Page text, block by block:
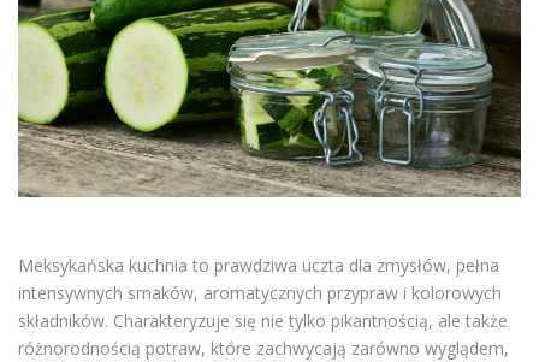
Meksykańska kuchnia to prawdziwa uczta dla zmysłów, pełna
intensywnych smaków, aromatycznych przypraw i kolorowych
składników. Charakteryzuje się nie tylko pikantnością, ale także
różnorodnością potraw, które zachwycają zarówno wyglądem,